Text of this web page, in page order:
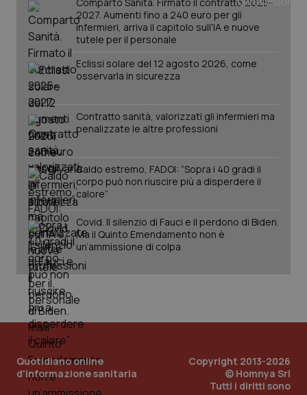
2027. Aumenti fino a 240 euro per gli
infermieri, arriva il capitolo sull'IA e nuove
tutele per il personale
Eclissi solare del 12 agosto 2026, come
osservarla in sicurezza
Contratto sanità, valorizzati gli infermieri ma
penalizzate le altre professioni
Caldo estremo, FADOI: “Sopra i 40 gradi il
corpo può non riuscire più a disperdere il
calore”
Covid. Il silenzio di Fauci e il perdono di Biden.
Ma il Quinto Emendamento non è
un’ammissione di colpa
Quotidiano online
d'informazione sanitaria
Copyright 2013-2026
© Homnya Srl
Tutti i diritti sono
PHPSESSID